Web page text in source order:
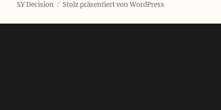
SY Decision Stolz präsentiert von WordPress